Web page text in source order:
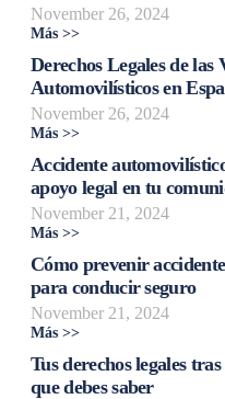
November 26, 2024
Más >>
Derechos Legales de
Automovilísticos en
November 26, 2024
Más >>
Accidente
apoyo legal en tu
November 21, 2024
Más >>
Cómo prevenir
para conducir seguro
November 21, 2024
Más >>
Tus derechos legales
que debes saber